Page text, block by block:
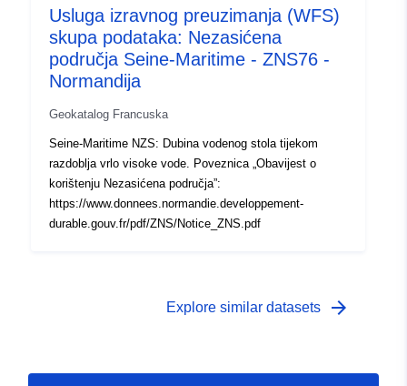
Usluga izravnog preuzimanja (WFS)
skupa podataka: Nezasićena
područja Seine-Maritime - ZNS76 -
Normandija
Geokatalog Francuska
Seine-Maritime NZS: Dubina vodenog stola tijekom
razdoblja vrlo visoke vode. Poveznica „Obavijest o
korištenju Nezasićena područja”:
https://www.donnees.normandie.developpement-
durable.gouv.fr/pdf/ZNS/Notice_ZNS.pdf
Explore similar datasets arrow_forward